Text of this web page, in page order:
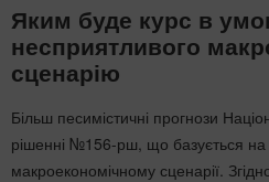
Яким буде курс в
несприятливого
сценарію
Більш песимістичні прогнози
рішенні №156-рш, що базується
макроекономічному сценарії.